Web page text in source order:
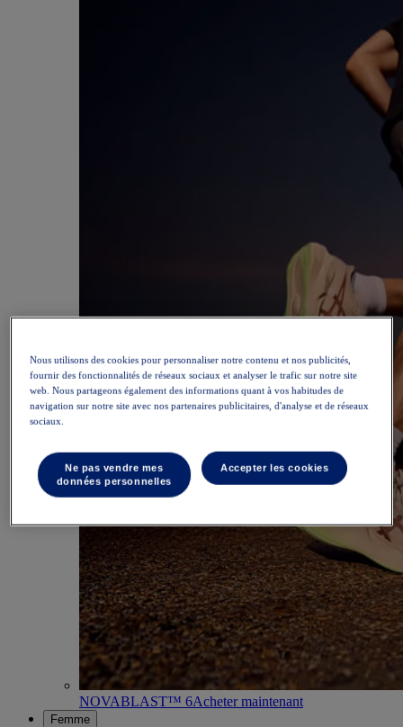
NOVABLAST™ 6Acheter maintenant
Femme
Nous utilisons des cookies pour personnaliser notre contenu et nos publicités,
fournir des fonctionnalités de réseaux sociaux et analyser le trafic sur notre site
web. Nous partageons également des informations quant à vos habitudes de
navigation sur notre site avec nos partenaires publicitaires, d'analyse et de réseaux
sociaux.
Ne pas vendre mes
données personnelles
Accepter les cookies